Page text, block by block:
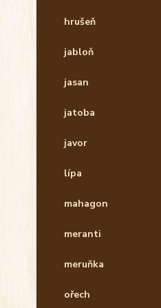
hrušeň
jabloň
jasan
jatoba
javor
lípa
mahagon
meranti
meruňka
ořech